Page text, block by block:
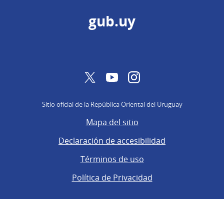
gub.uy
TwitterYouTubeInstagram
Sitio oficial de la República Oriental del Uruguay
Mapa del sitio
Declaración de accesibilidad
Términos de uso
Política de Privacidad